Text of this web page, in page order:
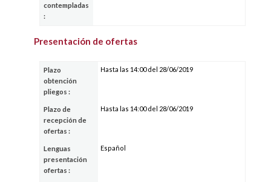
contempladas
:
Presentación de ofertas
Plazo
obtención
pliegos :
Hasta las 14:00 del 28/06/2019
Plazo de
recepción de
ofertas :
Hasta las 14:00 del 28/06/2019
Lenguas
presentación
ofertas :
Español